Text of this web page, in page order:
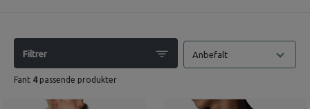
Filtrer Anbefalt
Fant 4passende produkter